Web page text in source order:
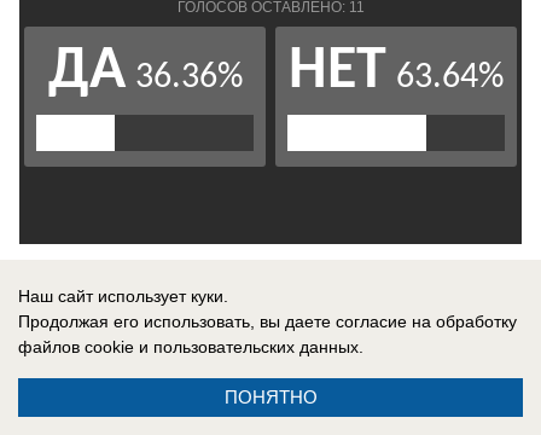
Читайте также:
Наш сайт использует куки.
Продолжая его использовать, вы даете согласие на обработку
файлов cookie и пользовательских данных.
ПОНЯТНО